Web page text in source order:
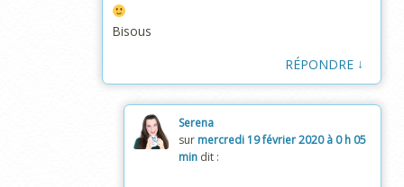
Bisous
RÉPONDRE ↓
Serena
sur mercredi 19 février 2020 à 0 h 05
min dit :